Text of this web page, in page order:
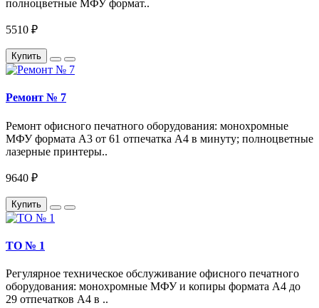
полноцветные МФУ формат..
5510 ₽
Купить
Ремонт № 7
Ремонт офисного печатного оборудования: монохромные
МФУ формата А3 от 61 отпечатка A4 в минуту; полноцветные
лазерные принтеры..
9640 ₽
Купить
ТО № 1
Регулярное техническое обслуживание офисного печатного
оборудования: монохромные МФУ и копиры формата А4 до
29 отпечатков A4 в ..